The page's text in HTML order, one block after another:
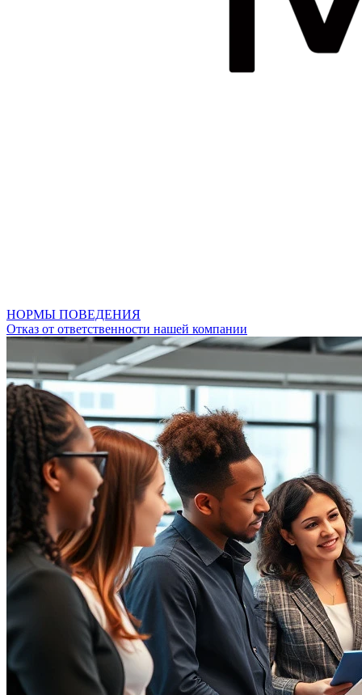
НОРМЫ ПОВЕДЕНИЯ
Отказ от ответственности нашей компании